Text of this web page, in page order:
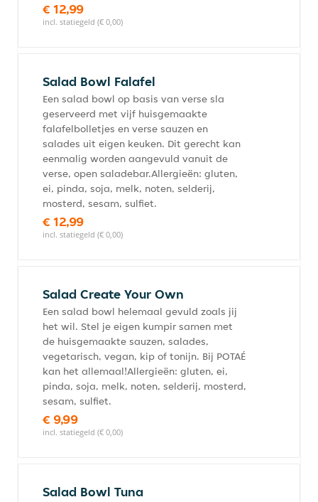
€ 12,99
incl. statiegeld (€ 0,00)
Salad Bowl Falafel
Een salad bowl op basis van verse sla
geserveerd met vijf huisgemaakte
falafelbolletjes en verse sauzen en
salades uit eigen keuken. Dit gerecht kan
eenmalig worden aangevuld vanuit de
verse, open saladebar.Allergieën: gluten,
ei, pinda, soja, melk, noten, selderij,
mosterd, sesam, sulfiet.
€ 12,99
incl. statiegeld (€ 0,00)
Salad Create Your Own
Een salad bowl helemaal gevuld zoals jij
het wil. Stel je eigen kumpir samen met
de huisgemaakte sauzen, salades,
vegetarisch, vegan, kip of tonijn. Bij POTAÉ
kan het allemaal!Allergieën: gluten, ei,
pinda, soja, melk, noten, selderij, mosterd,
sesam, sulfiet.
€ 9,99
incl. statiegeld (€ 0,00)
Salad Bowl Tuna